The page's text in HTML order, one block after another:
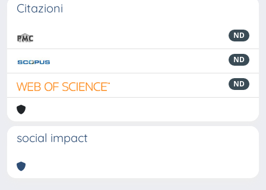
Citazioni
ND
ND
ND
social impact